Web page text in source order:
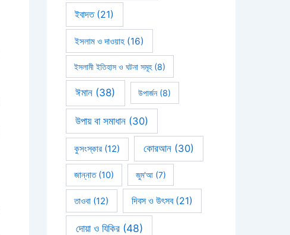
ইবাদত(21)
ইসলাম ও দাওয়াহ(16)
ইসলামী ইতিহাস ও ঘটনা সমূহ(8)
ঈমান (38) উপার্জন(8)
উপায় বা সমাধান(30)
কুসংস্কার (12) কোরআন(30)
জান্নাত(10) জুম'আ(7)
তাওবা (12) দিবস ও উৎসব(21)
দোয়া ও যিকির(48)